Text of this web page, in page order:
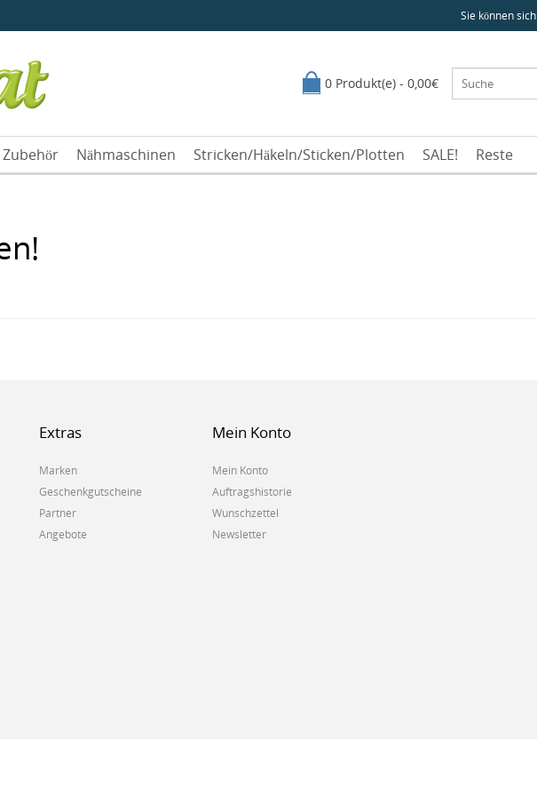
Sie können sich
0 Produkt(e) - 0,00€
Zubehör Nähmaschinen Stricken/Häkeln/Sticken/Plotten SALE! Reste
Extras
Marken
Geschenkgutscheine
Partner
Angebote
Mein Konto
Mein Konto
Auftragshistorie
Wunschzettel
Newsletter